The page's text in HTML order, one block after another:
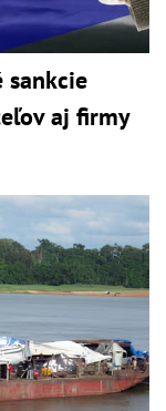
sankcie
aj firmy